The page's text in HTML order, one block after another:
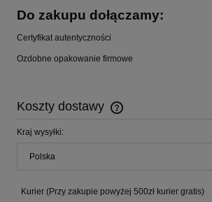
Do zakupu dołączamy:
Certyfikat autentyczności
Ozdobne opakowanie firmowe
Koszty dostawy
Cena nie zawiera ewentualnych kosztów
Kraj wysyłki:
Kurier (Przy zakupie powyżej 500zł kurier gratis)